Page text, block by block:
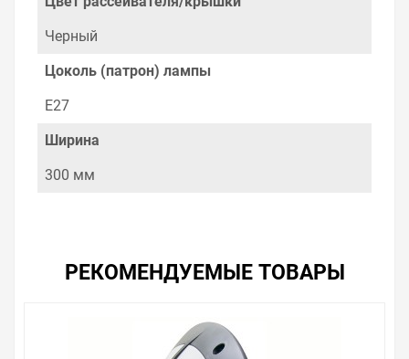
Черный
Цоколь (патрон) лампы
E27
Ширина
300 мм
РЕКОМЕНДУЕМЫЕ ТОВАРЫ